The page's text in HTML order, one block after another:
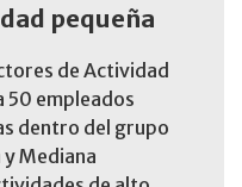
pequeña
de Actividad
50 empleados
dentro del grupo
y Mediana